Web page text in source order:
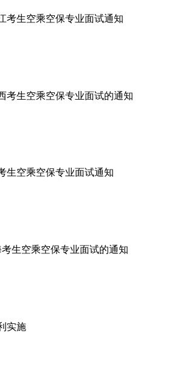
考生空乘空保专业面试通知
考生空乘空保专业面试的通知
生空乘空保专业面试通知
生空乘空保专业面试的通知
实施